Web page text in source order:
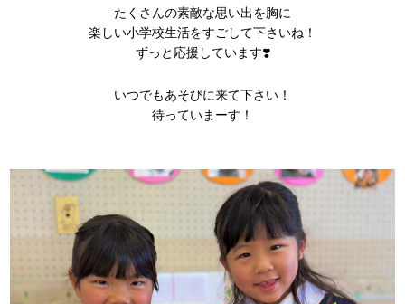
たくさんの素敵な思い出を胸に
楽しい小学校生活をすごして下さいね！
ずっと応援しています❣️
いつでもあそびに来て下さい！
待っていまーす！